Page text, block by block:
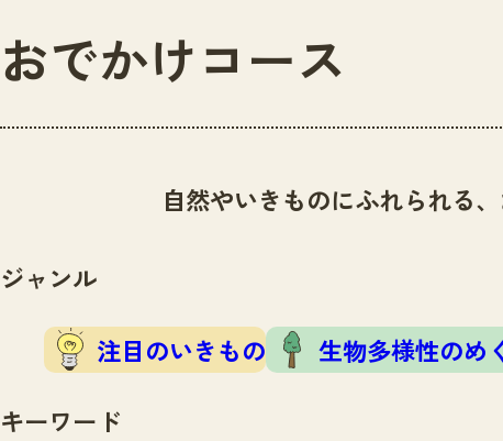
おでかけコース
自然やいきものにふれられる
ジャンル
注目のいきもの 生物多様性のめ
キーワード